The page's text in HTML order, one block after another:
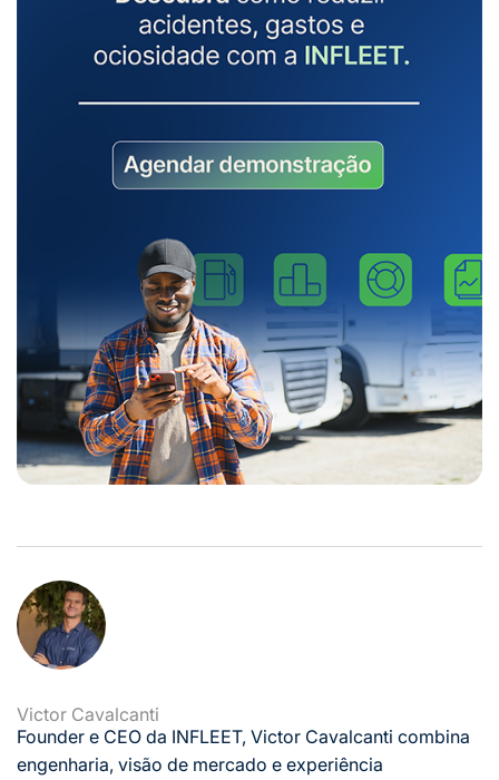
Victor Cavalcanti
Founder e CEO da INFLEET, Victor Cavalcanti combina
engenharia, visão de mercado e experiência